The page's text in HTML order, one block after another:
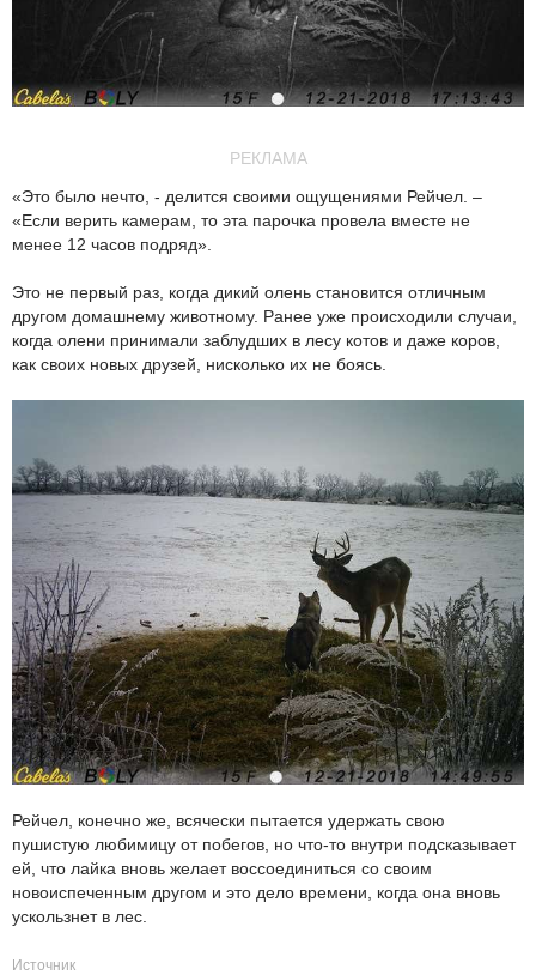
РЕКЛАМА
«Это было нечто, - делится своими ощущениями Рейчел. –
«Если верить камерам, то эта парочка провела вместе не
менее 12 часов подряд».
Это не первый раз, когда дикий олень становится отличным
другом домашнему животному. Ранее уже происходили случаи,
когда олени принимали заблудших в лесу котов и даже коров,
как своих новых друзей, нисколько их не боясь.
Рейчел, конечно же, всячески пытается удержать свою
пушистую любимицу от побегов, но что-то внутри подсказывает
ей, что лайка вновь желает воссоединиться со своим
новоиспеченным другом и это дело времени, когда она вновь
ускользнет в лес.
Источник